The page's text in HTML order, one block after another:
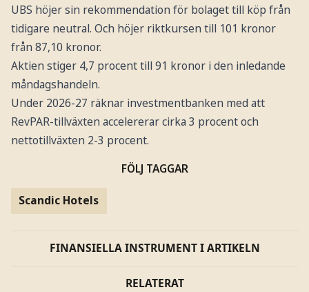
UBS höjer sin rekommendation för bolaget till köp från
tidigare neutral. Och höjer riktkursen till 101 kronor
från 87,10 kronor.
Aktien stiger 4,7 procent till 91 kronor i den inledande
måndagshandeln.
Under 2026-27 räknar investmentbanken med att
RevPAR-tillväxten accelererar cirka 3 procent och
nettotillväxten 2-3 procent.
FÖLJ TAGGAR
Scandic Hotels
FINANSIELLA INSTRUMENT I ARTIKELN
RELATERAT